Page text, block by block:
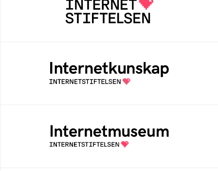
Internetstiftelsen verkar för ett internet som
bidrar positivt till människan och samhället
Samlad kunskap som hjälper dig att bli en
säker och medveten internetanvändare
Ett digitalt museum som byggts, och kureras
av Internetstiftelsen